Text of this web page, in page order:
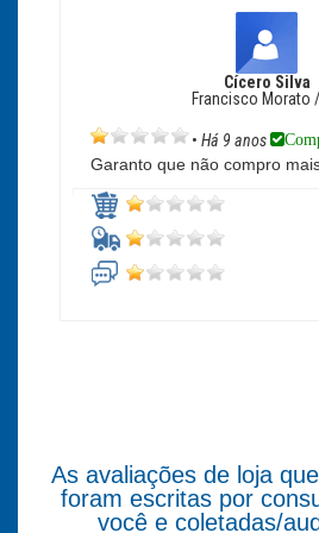
Cícero Silva
Francisco Morato
• Há 9 anos
Garanto que não compro
As avaliações de loja
foram escritas por
você e coletadas/